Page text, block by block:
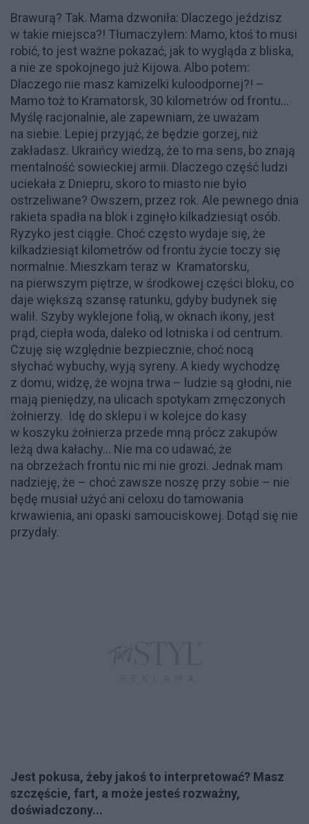
Brawurą? Tak. Mama dzwoniła: Dlaczego jeździsz
w takie miejsca?! Tłumaczyłem: Mamo, ktoś to musi
robić, to jest ważne pokazać, jak to wygląda z bliska,
a nie ze spokojnego już Kijowa. Albo potem:
Dlaczego nie masz kamizelki kuloodpornej?! –
Mamo toż to Kramatorsk, 30 kilometrów od frontu...
Myślę racjonalnie, ale zapewniam, że uważam
na siebie. Lepiej przyjąć, że będzie gorzej, niż
zakładasz. Ukraińcy wiedzą, że to ma sens, bo znają
mentalność sowieckiej armii. Dlaczego część ludzi
uciekała z Dniepru, skoro to miasto nie było
ostrzeliwane? Owszem, przez rok. Ale pewnego dnia
rakieta spadła na blok i zginęło kilkadziesiąt osób.
Ryzyko jest ciągłe. Choć często wydaje się, że
kilkadziesiąt kilometrów od frontu życie toczy się
normalnie. Mieszkam teraz w Kramatorsku,
na pierwszym piętrze, w środkowej części bloku, co
daje większą szansę ratunku, gdyby budynek się
walił. Szyby wyklejone folią, w oknach ikony, jest
prąd, ciepła woda, daleko od lotniska i od centrum.
Czuję się względnie bezpiecznie, choć nocą
słychać wybuchy, wyją syreny. A kiedy wychodzę
z domu, widzę, że wojna trwa – ludzie są głodni, nie
mają pieniędzy, na ulicach spotykam zmęczonych
żołnierzy. Idę do sklepu i w kolejce do kasy
w koszyku żołnierza przede mną prócz zakupów
leżą dwa kałachy... Nie ma co udawać, że
na obrzeżach frontu nic mi nie grozi. Jednak mam
nadzieję, że – choć zawsze noszę przy sobie – nie
będę musiał użyć ani celoxu do tamowania
krwawienia, ani opaski samouciskowej. Dotąd się nie
przydały.
Jest pokusa, żeby jakoś to interpretować? Masz
szczęście, fart, a może jesteś rozważny,
doświadczony...